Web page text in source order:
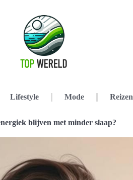
Lifestyle Mode Reizen
blijven met minder slaap?